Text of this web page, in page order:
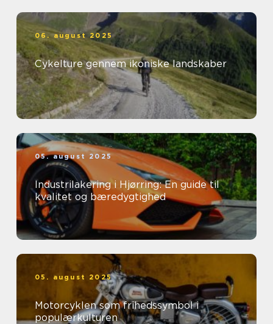
06. august 2025
Cykelture gennem ikoniske landskaber
05. august 2025
Industrilakering i Hjørring: En guide til
kvalitet og bæredygtighed
05. august 2025
Motorcyklen som frihedssymbol i
populærkulturen